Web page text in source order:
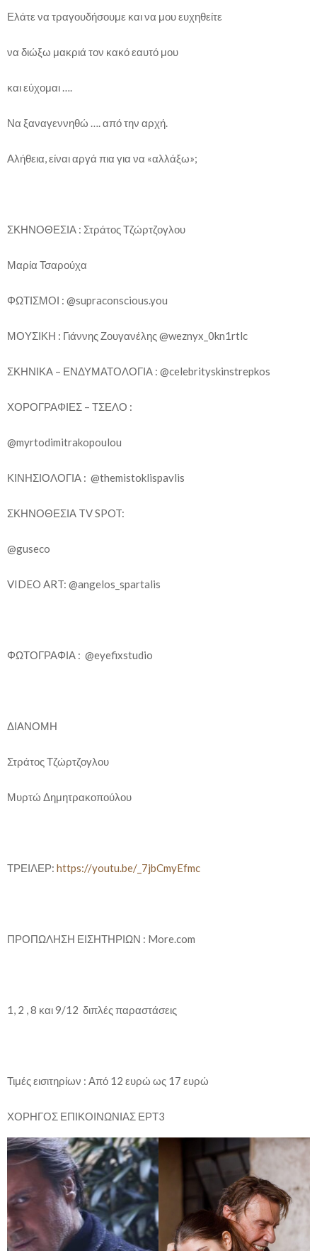
Ελάτε να τραγουδήσουμε και να μου ευχηθείτε
να διώξω μακριά τον κακό εαυτό μου
και εύχομαι ….
Να ξαναγεννηθώ …. από την αρχή.
Αλήθεια, είναι αργά πια για να «αλλάξω»;
ΣΚΗΝΟΘΕΣΙΑ : Στράτος Τζώρτζογλου
Μαρία Τσαρούχα
ΦΩΤΙΣΜΟΙ : @supraconscious.you
ΜΟΥΣΙΚΗ : Γιάννης Ζουγανέλης @weznyx_0kn1rtlc
ΣΚΗΝΙΚΑ – ΕΝΔΥΜΑΤΟΛΟΓΙΑ : @celebrityskinstrepkos
ΧΟΡΟΓΡΑΦΙΕΣ – ΤΣΕΛΟ :
@myrtodimitrakopoulou
ΚΙΝΗΣΙΟΛΟΓΙΑ : @themistoklispavlis
ΣΚΗΝΟΘΕΣΙΑ TV SPOT:
@guseco
VIDEO ART: @angelos_spartalis
ΦΩΤΟΓΡΑΦΙΑ : @eyefixstudio
ΔΙΑΝΟΜΗ
Στράτος Τζώρτζογλου
Μυρτώ Δημητρακοπούλου
ΤΡΕΙΛΕΡ: https://youtu.be/_7jbCmyEfmc
ΠΡΟΠΩΛΗΣΗ ΕΙΣΗΤΗΡΙΩΝ : More.com
1, 2 , 8 και 9/12 διπλές παραστάσεις
Τιμές εισιτηρίων : Από 12 ευρώ ως 17 ευρώ
ΧΟΡΗΓΟΣ ΕΠΙΚΟΙΝΩΝΙΑΣ ΕΡΤ3